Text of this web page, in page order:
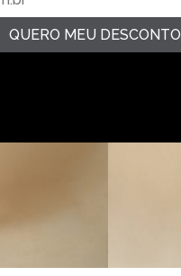
QUERO MEU DESCONTO